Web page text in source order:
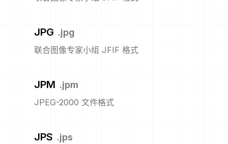
JPG .jpg
联合图像专家小组 JFIF 格式
JPM .jpm
JPEG-2000 文件格式
JPS .jps